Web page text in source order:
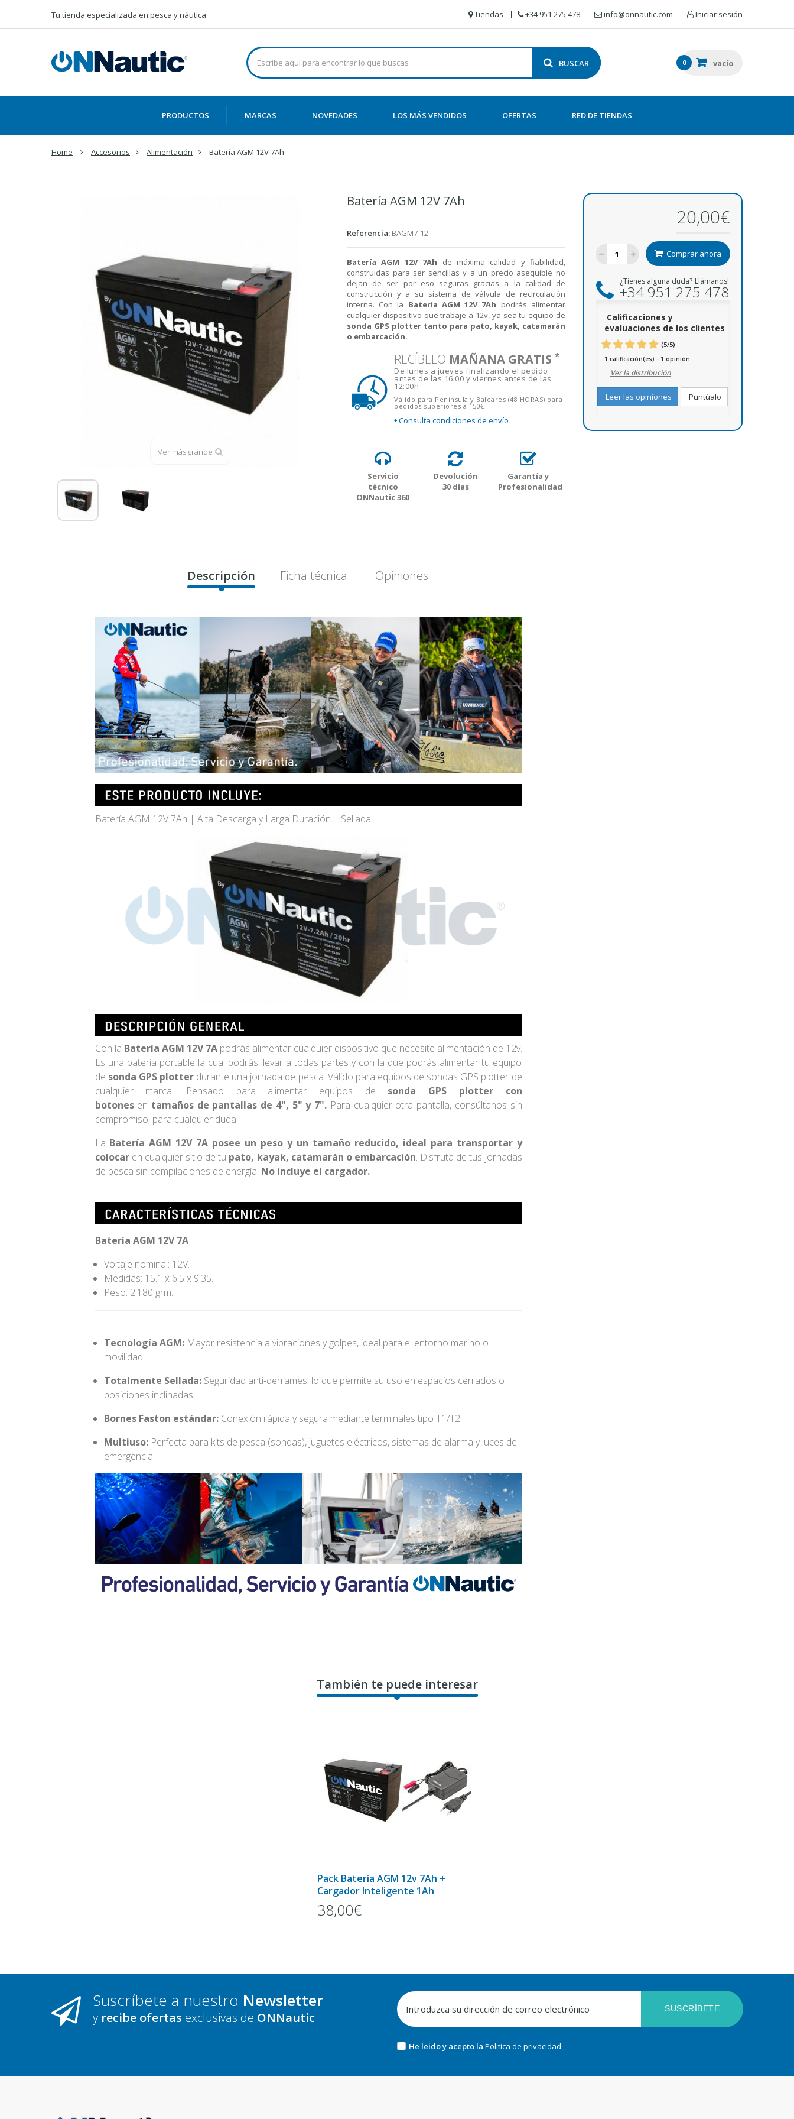
Tu tienda especializada en pesca y náutica Tiendas +34 951 275 478 info@onnautic.com Iniciar sesión
BUSCAR 0 vacío
PRODUCTOS MARCAS NOVEDADES LOS MÁS VENDIDOS OFERTAS RED DE TIENDAS
Home Accesorios Alimentación Batería AGM 12V 7Ah
Ver más grande
Batería AGM 12V 7Ah
Referencia: BAGM7-12
Batería AGM 12V 7Ah de máxima calidad y fiabilidad,
construidas para ser sencillas y a un precio asequible no
dejan de ser por eso seguras gracias a la calidad de
construcción y a su sistema de válvula de recirculación
interna. Con la Batería AGM 12V 7Ah podrás alimentar
cualquier dispositivo que trabaje a 12v, ya sea tu equipo de
sonda GPS plotter tanto para pato, kayak, catamarán
o embarcación.
RECÍBELO MAÑANA GRATIS *
De lunes a jueves finalizando el pedido
antes de las 16:00 y viernes antes de las
12:00h
Válido para Península y Baleares (48 HORAS) para
pedidos superiores a 150€
* Consulta condiciones de envío
Servicio
técnico
ONNautic 360
Devolución
30 días
Garantía y
Profesionalidad
20,00€
Comprar ahora
¿Tienes alguna duda? Llámanos!
+34 951 275 478
Calificaciones y
evaluaciones de los clientes
(5/5)
1 calificación(es) - 1 opinión
Ver la distribución
Leer las opiniones Puntúalo
Descripción Ficha técnica Opiniones
Batería AGM 12V 7Ah | Alta Descarga y Larga Duración | Sellada
Con la Batería AGM 12V 7Apodrás alimentar cualquier dispositivo que necesite alimentación de 12v.
Es una batería portable la cual podrás llevar a todas partes y con la que podrás alimentar tu equipo
de sonda GPS plotterdurante una jornada de pesca. Válido para equipos de sondas GPS plotter de
cualquier marca. Pensado para alimentar equipos de sonda GPS plotter con
botonesen tamaños de pantallas de 4", 5" y 7". Para cualquier otra pantalla, consúltanos sin
compromiso, para cualquier duda.
La Batería AGM 12V 7A posee un peso y un tamaño reducido, ideal para transportar y
colocaren cualquier sitio de tu pato, kayak, catamarán o embarcación. Disfruta de tus jornadas
de pesca sin compilaciones de energía. No incluye el cargador.
Batería AGM 12V 7A
Voltaje nominal: 12V.
Medidas: 15.1 x 6.5 x 9.35.
Peso: 2.180 grm.
Tecnología AGM:Mayor resistencia a vibraciones y golpes, ideal para el entorno marino o
movilidad.
Totalmente Sellada:Seguridad anti-derrames, lo que permite su uso en espacios cerrados o
posiciones inclinadas.
Bornes Faston estándar:Conexión rápida y segura mediante terminales tipo T1/T2.
Multiuso:Perfecta para kits de pesca (sondas), juguetes eléctricos, sistemas de alarma y luces de
emergencia.
También te puede interesar
Pack Batería AGM 12v 7Ah +
Cargador Inteligente 1Ah
38,00€
Suscríbete a nuestro Newsletter
y recibe ofertas exclusivas de ONNautic
SUSCRÍBETE
He leido y acepto la Politica de privacidad